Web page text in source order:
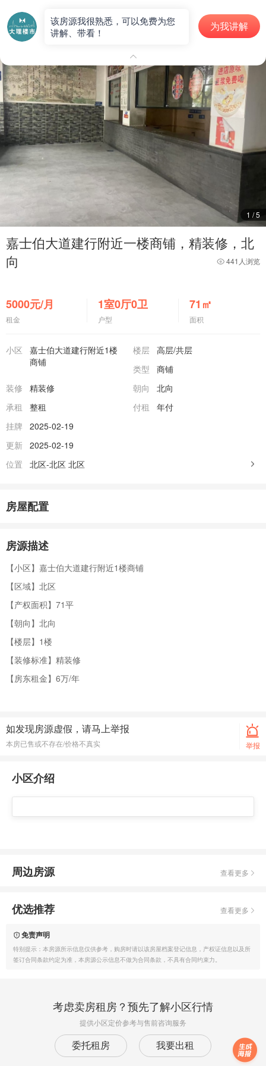
出租房
1 /5
嘉士伯大道建行附近一楼商铺，精装修，北
向
441人浏览
5000元/月
租金
1室0厅0卫
户型
71 ㎡
面积
小区
嘉士伯大道建行附近1楼
商铺
楼层 高层/共层
类型
商铺
装修
精装修 朝向
北向
承租
整租 付租
年付
挂牌
2025-02-19
更新 2025-02-19
位置
北区-北区 北区
房屋配置
房源描述
【小区】嘉士伯大道建行附近1楼商铺
【区域】北区
【产权面积】71平
【朝向】北向
【楼层】1楼
【装修标准】精装修
【房东租金】6万/年
举报
如发现房源虚假，请马上举报
本房已售或不存在/价格不真实
小区介绍
周边房源 查看更多
优选推荐 查看更多
免责声明
特别提示：本房源所示信息仅供参考，购房时请以该房屋档案登记信息，产权证信息以及所
签订合同条款约定为准，本房源公示信息不做为合同条款，不具有合同约束力。
考虑卖房租房？预先了解小区行情
提供小区定价参考与售前咨询服务
委托租房 我要出租
该房源我很熟悉，可以免费为您
讲解、带看！
为我讲解